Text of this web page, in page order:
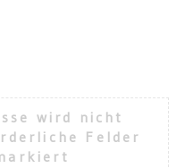
wird nicht
Felder